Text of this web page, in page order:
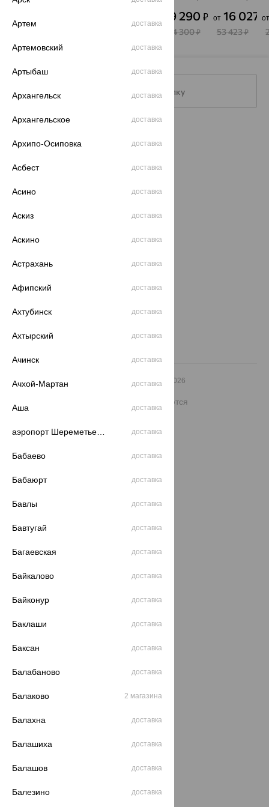
19 290 ₽
64 300₽
Aquamarine
от 16 027 ₽
53 423₽
Подписаться на рассылку
Магазины и доставка г. Липецк
ул. Зегеля, 27/2
еще 3
Другие города
Заказать звонок
© ООО «Ювелирный дом «Кристалл»,2009– 2026
Архив акций
На информационном ресурсе применяются
рекомендательные технологии
ОГРН 1044800168379
Политика конфеденциальности
Разработка сайта —
Артем доставка
Артемовский доставка
Артыбаш доставка
Архангельск доставка
Архангельское доставка
Архипо-Осиповка доставка
Асбест доставка
Асино доставка
Аскиз доставка
Аскино доставка
Астрахань доставка
Афипский доставка
Ахтубинск доставка
Ахтырский доставка
Ачинск доставка
Ачхой-Мартан доставка
Аша доставка
доставка
Бабаево доставка
Бабаюрт доставка
Бавлы доставка
Бавтугай доставка
Багаевская доставка
Байкалово доставка
Байконур доставка
Баклаши доставка
Баксан доставка
Балабаново доставка
Балаково 2 магазина
Балахна доставка
Балашиха доставка
Балашов доставка
Балезино доставка